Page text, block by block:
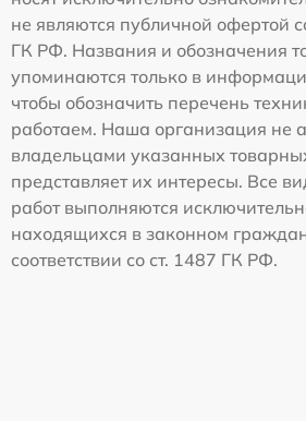
не являются публичной офертой
ГК РФ. Названия и обозначения
упоминаются только в
чтобы обозначить перечень
работаем. Наша организация не
владельцами указанных
представляет их интересы. Все
работ выполняются
находящихся в законном
соответствии со ст. 1487 ГК РФ.